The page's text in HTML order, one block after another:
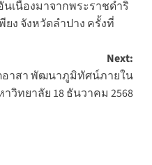
เนื่องมาจากพระราชดำริ
ง จังหวัดลำปาง ครั้งที่
Next:
อาสา พัฒนาภูมิทัศน์ภายใน
าวิทยาลัย 18 ธันวาคม 2568